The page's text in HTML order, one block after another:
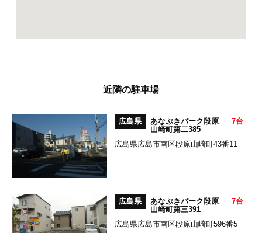
近隣の駐車場
広島県
あなぶきパーク段原
山崎町第二385
7台
広島県広島市南区段原山崎町43番11
広島県
あなぶきパーク段原
山崎町第三391
7台
広島県広島市南区段原山崎町596番5